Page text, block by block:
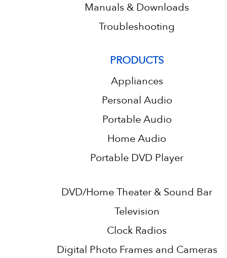
Manuals & Downloads
Troubleshooting
PRODUCTS
Appliances
Personal Audio
Portable Audio
Home Audio
Portable DVD Player
DVD/Home Theater & Sound Bar
Television
Clock Radios
Digital Photo Frames and Cameras